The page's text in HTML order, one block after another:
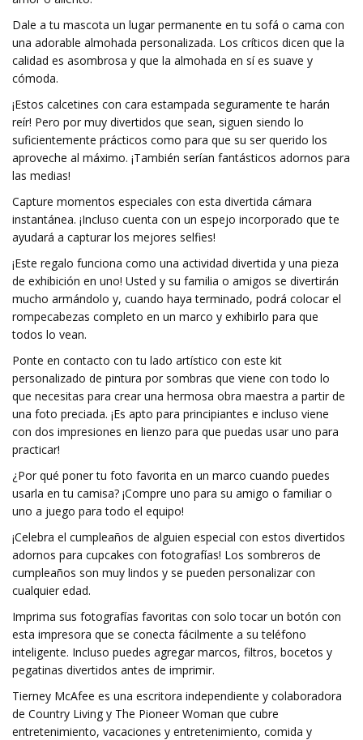
Dale a tu mascota un lugar permanente en tu sofá o cama con
una adorable almohada personalizada. Los críticos dicen que la
calidad es asombrosa y que la almohada en sí es suave y
cómoda.
¡Estos calcetines con cara estampada seguramente te harán
reír! Pero por muy divertidos que sean, siguen siendo lo
suficientemente prácticos como para que su ser querido los
aproveche al máximo. ¡También serían fantásticos adornos para
las medias!
Capture momentos especiales con esta divertida cámara
instantánea. ¡Incluso cuenta con un espejo incorporado que te
ayudará a capturar los mejores selfies!
¡Este regalo funciona como una actividad divertida y una pieza
de exhibición en uno! Usted y su familia o amigos se divertirán
mucho armándolo y, cuando haya terminado, podrá colocar el
rompecabezas completo en un marco y exhibirlo para que
todos lo vean.
Ponte en contacto con tu lado artístico con este kit
personalizado de pintura por sombras que viene con todo lo
que necesitas para crear una hermosa obra maestra a partir de
una foto preciada. ¡Es apto para principiantes e incluso viene
con dos impresiones en lienzo para que puedas usar uno para
practicar!
¿Por qué poner tu foto favorita en un marco cuando puedes
usarla en tu camisa? ¡Compre uno para su amigo o familiar o
uno a juego para todo el equipo!
¡Celebra el cumpleaños de alguien especial con estos divertidos
adornos para cupcakes con fotografías! Los sombreros de
cumpleaños son muy lindos y se pueden personalizar con
cualquier edad.
Imprima sus fotografías favoritas con solo tocar un botón con
esta impresora que se conecta fácilmente a su teléfono
inteligente. Incluso puedes agregar marcos, filtros, bocetos y
pegatinas divertidos antes de imprimir.
Tierney McAfee es una escritora independiente y colaboradora
de Country Living y The Pioneer Woman que cubre
entretenimiento, vacaciones y entretenimiento, comida y